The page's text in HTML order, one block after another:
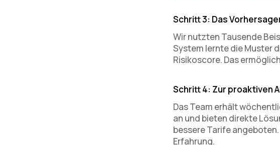
Schritt 3: Das
Wir nutzten Tausende
System lernte die Muster
Risikoscore. Das
Schritt 4: Zur proaktiven
Das Team erhält
an und bieten direkte
bessere Tarife
Erfahrung.